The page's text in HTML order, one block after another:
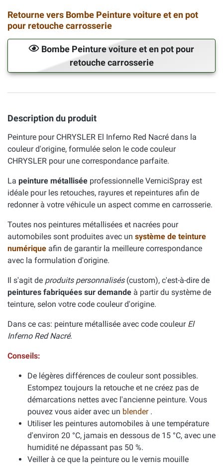
Retourne vers Bombe Peinture voiture et en pot
pour retouche carrosserie
Bombe Peinture voiture et en pot pour
retouche carrosserie
Description du produit
Peinture pour CHRYSLER El Inferno Red Nacré dans la
couleur d'origine, formulée selon le code couleur
CHRYSLER pour une correspondance parfaite.
La peinture métallisée professionnelle VerniciSpray est
idéale pour les retouches, rayures et repeintures afin de
redonner à votre véhicule un aspect comme en carrosserie.
Toutes nos peintures métallisées et nacrées pour
automobiles sont produites avec un système de teinture
numérique afin de garantir la meilleure correspondance
avec la formulation d'origine.
Il s'agit de produits personnalisés(custom), c'est-à-dire de
peintures fabriquées sur demande à partir du système de
teinture, selon votre code couleur d'origine.
Dans ce cas: peinture métallisée avec code couleur El
Inferno Red Nacré.
Conseils:
De légères différences de couleur sont possibles.
Estompez toujours la retouche et ne créez pas de
démarcations nettes avec l'ancienne peinture. Vous
pouvez vous aider avec un blender .
Utiliser les peintures automobiles à une température
d'environ 20 °C, jamais en dessous de 15 °C, avec une
humidité ne dépassant pas 50 %.
Veiller à ce que la peinture ou le vernis mouille